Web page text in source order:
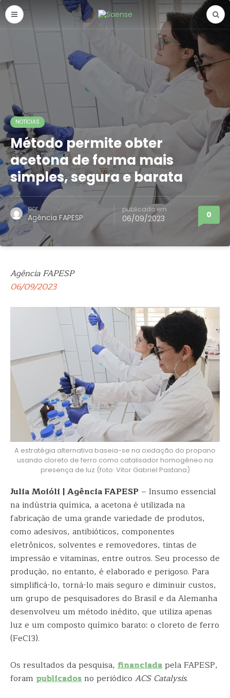
NOTÍCIAS
Método permite obter
acetona de forma mais
simples, segura e barata
por
Agência FAPESP
publicado em
06/09/2023 0
Agência FAPESP
06/09/2023
A estratégia alternativa baseia-se na oxidação do propano
usando cloreto de ferro como catalisador homogêneo na
presença de luz (foto: Vitor Gabriel Pastana)
Julia Moióli | Agência FAPESP – Insumo essencial
na indústria química, a acetona é utilizada na
fabricação de uma grande variedade de produtos,
como adesivos, antibióticos, componentes
eletrônicos, solventes e removedores, tintas de
impressão e vitaminas, entre outros. Seu processo de
produção, no entanto, é elaborado e perigoso. Para
simplificá-lo, torná-lo mais seguro e diminuir custos,
um grupo de pesquisadores do Brasil e da Alemanha
desenvolveu um método inédito, que utiliza apenas
luz e um composto químico barato: o cloreto de ferro
(FeCl3).
Os resultados da pesquisa, financiadapela FAPESP,
foram publicadosno periódico ACS Catalysis.